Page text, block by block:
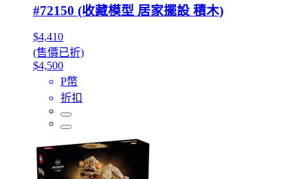
#72150 (收藏模型 居家擺設 積木)
$4,410
(售價已折)
$4,500
P幣
折扣